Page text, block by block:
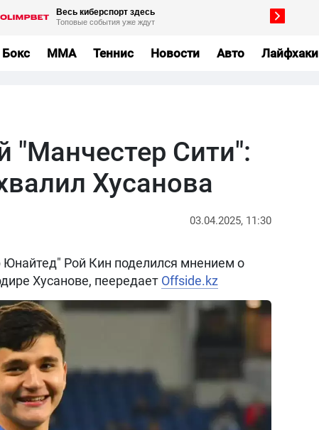
Бокс MMA Теннис Новости Авто Лайфхаки
"Манчестер Сити":
Хусанова
03.04.2025, 11:30
Рой Кин поделился мнением о
Хусанове, пеередает Offside.kz